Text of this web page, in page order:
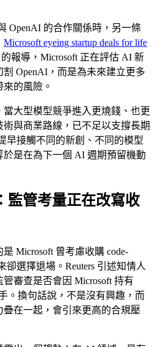
OpenAI 的合作關係時，另一條
Microsoft eyeing startup deals for life
的報導，Microsoft 正在評估 AI 新
OpenAI，而是為未來建立更多
的風險。
大型模型競爭進入更燒錢、也更
與商業路線，已不足以支撐長期
早接觸不同的新創、不同的模型
是在為下一個 AI 週期預留機動
監管考量正在改寫收
Microsoft 曾考慮收購 code-
卻選擇退場。Reuters 引述知情人
審查是否會因 Microsoft 持有
。換句話說，不是沒有興趣，而
在一起，會引來更高的合規壓